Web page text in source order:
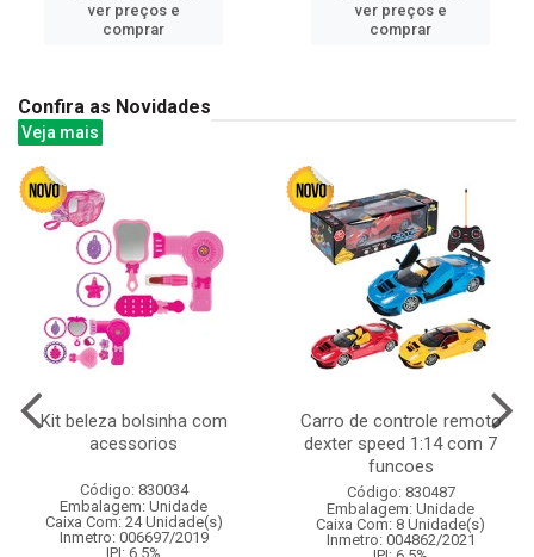
ver preços e
comprar
ver preços e
comprar
Confira as Novidades
Veja mais
Kit beleza bolsinha com
acessorios
Código: 830034
Embalagem: Unidade
Caixa Com: 24 Unidade(s)
Inmetro: 006697/2019
IPI: 6.5%
Carro de controle remoto
dexter speed 1:14 com 7
funcoes
Código: 830487
Embalagem: Unidade
Caixa Com: 8 Unidade(s)
Inmetro: 004862/2021